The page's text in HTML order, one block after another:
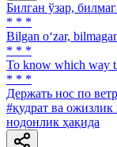
Билган ўзар,
* * *
Bilgan o‘zar,
* * *
To know which way
* * *
Держать нос по
#қудрат ва ожизлик
нодонлик ҳақида